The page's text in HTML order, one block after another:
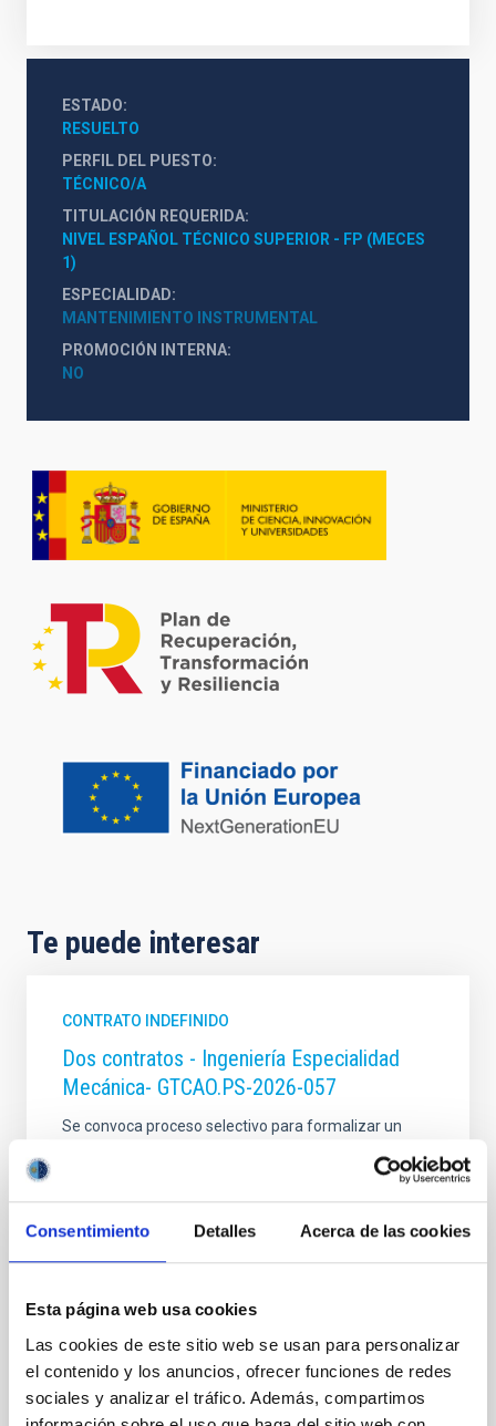
Consentimiento Detalles Acerca de las cookies
Esta página web usa cookies
Las cookies de este sitio web se usan para personalizar
el contenido y los anuncios, ofrecer funciones de redes
sociales y analizar el tráfico. Además, compartimos
ESTADO
RESUELTO
PERFIL DEL PUESTO
TÉCNICO/A
TITULACIÓN REQUERIDA
NIVEL ESPAÑOL TÉCNICO SUPERIOR - FP (MECES
1)
ESPECIALIDAD
MANTENIMIENTO INSTRUMENTAL
PROMOCIÓN INTERNA
NO
Te puede interesar
CONTRATO INDEFINIDO
Dos contratos - Ingeniería Especialidad
Mecánica- GTCAO.PS-2026-057
Se convoca proceso selectivo para formalizar un
de la Ley 14/2011, de 1 de junio, de la Ciencia, la
otras, las siguientes funciones: Dentro del equipo de
mecánica del proyecto sistema
Fecha de publicación
17/07/2026
En proceso